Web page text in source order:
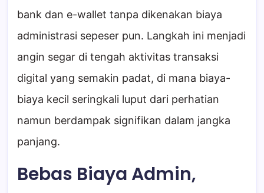
bank dan e-wallet tanpa dikenakan biaya
administrasi sepeser pun. Langkah ini menjadi
angin segar di tengah aktivitas transaksi
digital yang semakin padat, di mana biaya-
biaya kecil seringkali luput dari perhatian
namun berdampak signifikan dalam jangka
panjang.
Bebas Biaya Admin,